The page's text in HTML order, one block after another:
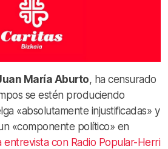
María Aburto, ha censurado
se estén produciendo
«absolutamente injustificadas» y
«componente político» en
entrevista con Radio Popular-Herri